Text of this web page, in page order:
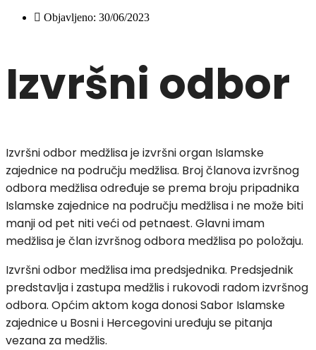
Objavljeno: 30/06/2023
Izvršni odbor
Izvršni odbor medžlisa je izvršni organ Islamske
zajednice na području medžlisa. Broj članova izvršnog
odbora medžlisa određuje se prema broju pripadnika
Islamske zajednice na području medžlisa i ne može biti
manji od pet niti veći od petnaest. Glavni imam
medžlisa je član izvršnog odbora medžlisa po položaju.
Izvršni odbor medžlisa ima predsjednika. Predsjednik
predstavlja i zastupa medžlis i rukovodi radom izvršnog
odbora. Općim aktom koga donosi Sabor Islamske
zajednice u Bosni i Hercegovini uređuju se pitanja
vezana za medžlis.